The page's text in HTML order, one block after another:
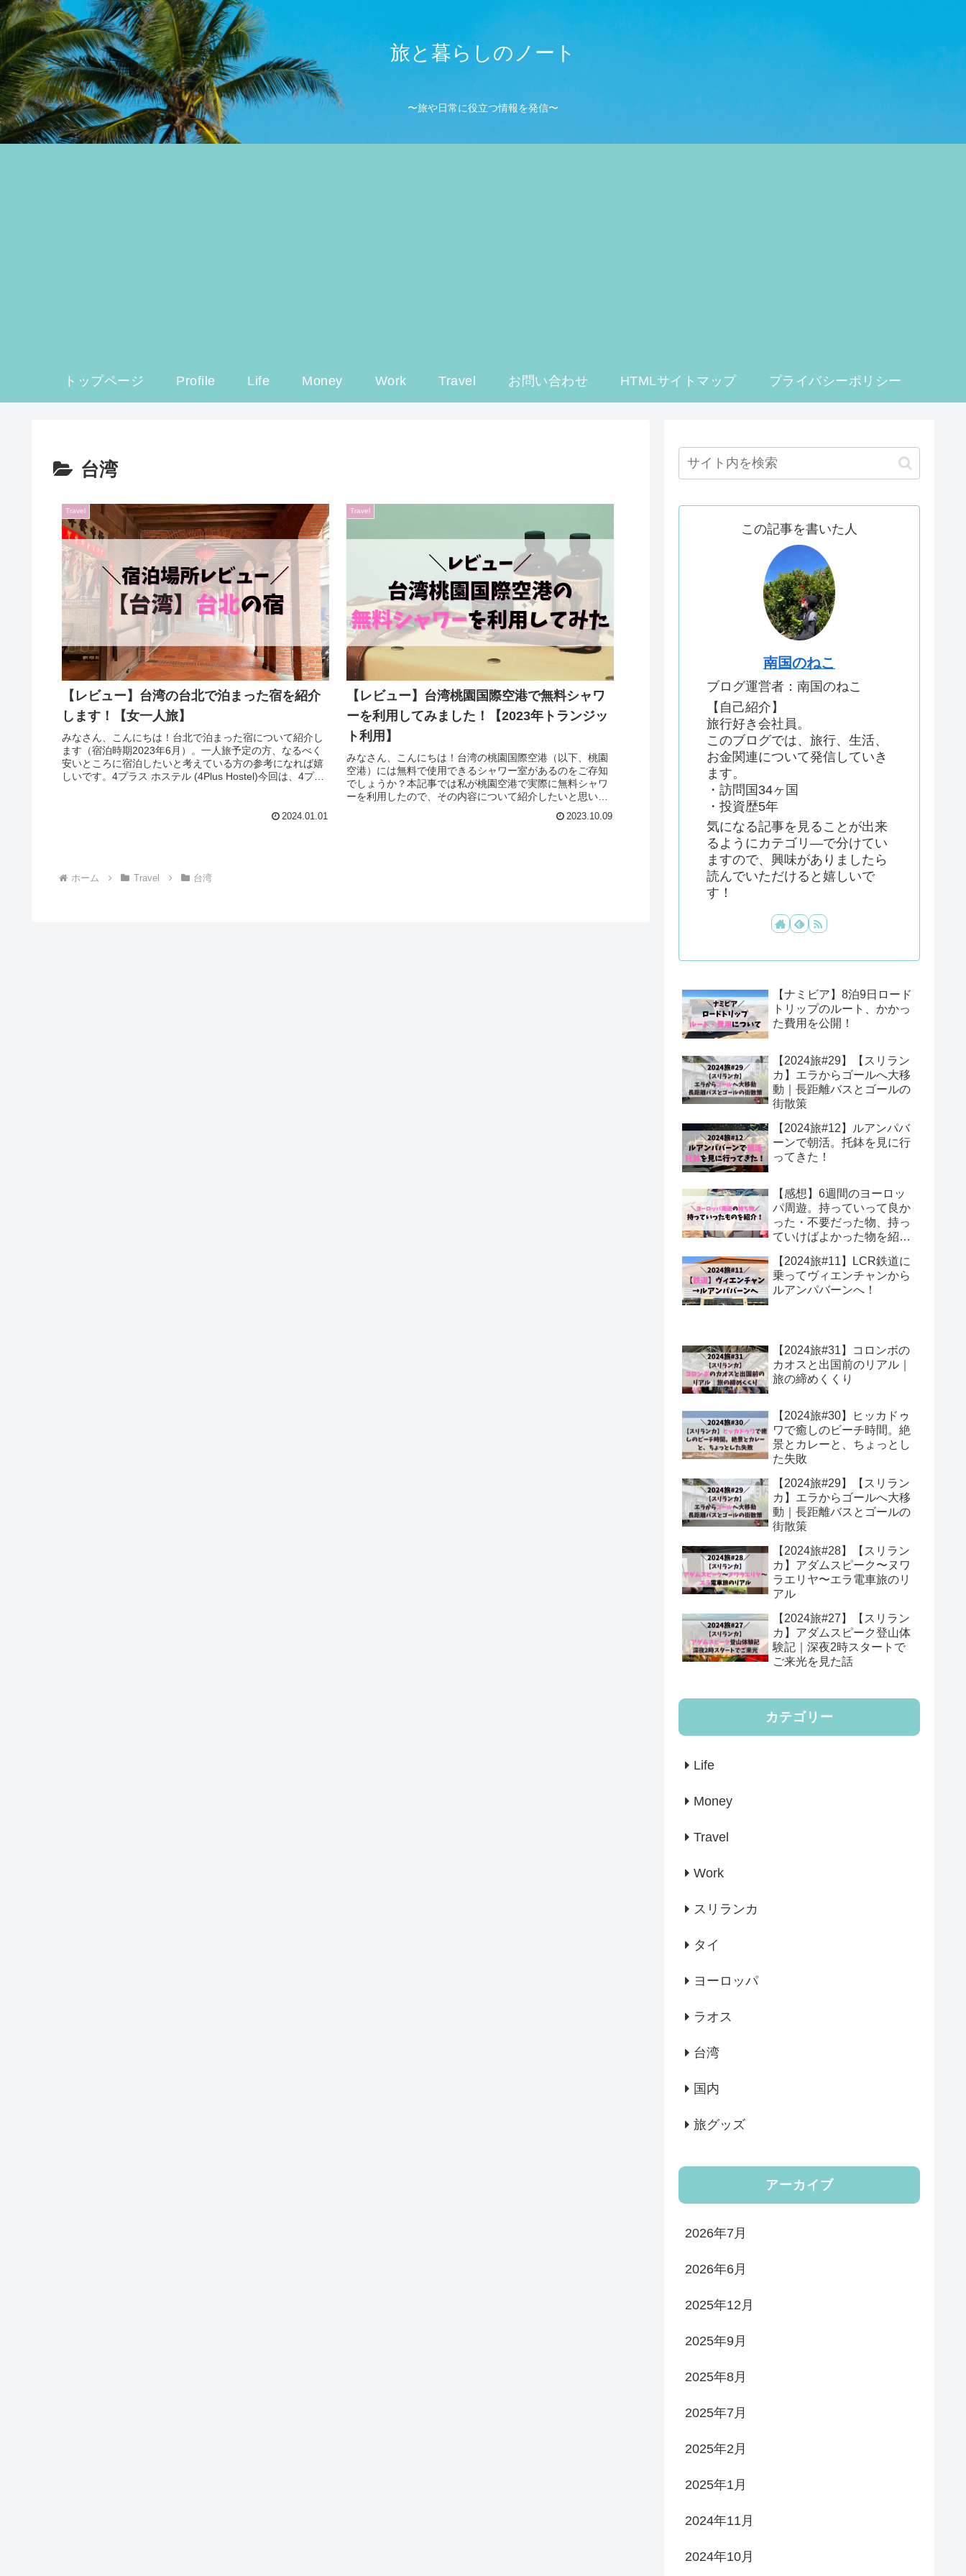
旅と暮らしのノート
〜旅や日常に役立つ情報を発信〜
トップページ Profile Life Money Work Travel お問い合わせ HTMLサイトマップ プライバシーポリシー
台湾
Travel
【レビュー】台湾の台北で泊まった宿を紹介
します！【女一人旅】
みなさん、こんにちは！台北で泊まった宿について紹介し
ます（宿泊時期2023年6月）。一人旅予定の方、なるべく
安いところに宿泊したいと考えている方の参考になれば嬉
しいです。4プラス ホステル (4Plus Hostel)今回は、4プラ
2024.01.01
Travel
【レビュー】台湾桃園国際空港で無料シャワ
ーを利用してみました！【2023年トランジッ
ト利用】
みなさん、こんにちは！台湾の桃園国際空港（以下、桃園
空港）には無料で使用できるシャワー室があるのをご存知
でしょうか？本記事では私が桃園空港で実際に無料シャワ
ーを利用したので、その内容について紹介したいと思いま
2023.10.09
ホーム Travel 台湾
この記事を書いた人
南国のねこ
ブログ運営者：南国のねこ
【自己紹介】
旅行好き会社員。
このブログでは、旅行、生活、
お金関連について発信していき
ます。
・訪問国34ヶ国
・投資歴5年
気になる記事を見ることが出来
るようにカテゴリ―で分けてい
ますので、興味がありましたら
読んでいただけると嬉しいで
す！
【ナミビア】8泊9日ロード
トリップのルート、かかっ
た費用を公開！
【2024旅#29】【スリラン
カ】エラからゴールへ大移
動｜長距離バスとゴールの
街散策
【2024旅#12】ルアンパバ
ーンで朝活。托鉢を見に行
ってきた！
【感想】6週間のヨーロッ
パ周遊。持っていって良か
った・不要だった物、持っ
ていけばよかった物を紹
【2024旅#11】LCR鉄道に
乗ってヴィエンチャンから
ルアンパバーンへ！
【2024旅#31】コロンボの
カオスと出国前のリアル｜
旅の締めくくり
【2024旅#30】ヒッカドゥ
ワで癒しのビーチ時間。絶
景とカレーと、ちょっとし
た失敗
【2024旅#29】【スリラン
カ】エラからゴールへ大移
動｜長距離バスとゴールの
街散策
【2024旅#28】【スリラン
カ】アダムスピーク〜ヌワ
ラエリヤ〜エラ電車旅のリ
アル
【2024旅#27】【スリラン
カ】アダムスピーク登山体
験記｜深夜2時スタートで
ご来光を見た話
カテゴリー
Life
Money
Travel
Work
スリランカ
タイ
ヨーロッパ
ラオス
台湾
国内
旅グッズ
アーカイブ
2026年7月
2026年6月
2025年12月
2025年9月
2025年8月
2025年7月
2025年2月
2025年1月
2024年11月
2024年10月